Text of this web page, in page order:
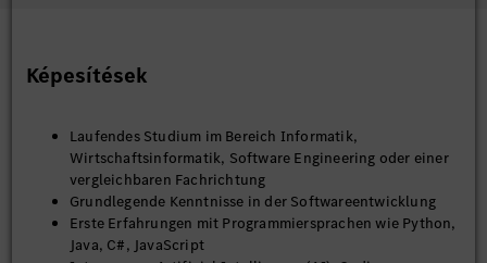
Képesítések
Laufendes Studium im Bereich Informatik,
Wirtschaftsinformatik, Software Engineering oder einer
vergleichbaren Fachrichtung
Grundlegende Kenntnisse in der Softwareentwicklung
Erste Erfahrungen mit Programmiersprachen wie Python,
Java, C#, JavaScript